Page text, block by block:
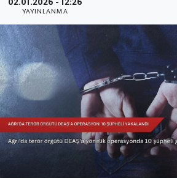
02.01.2026 - 12:26
YAYINLANMA
Sağlık
Siyaset
Spor
Teknoloji